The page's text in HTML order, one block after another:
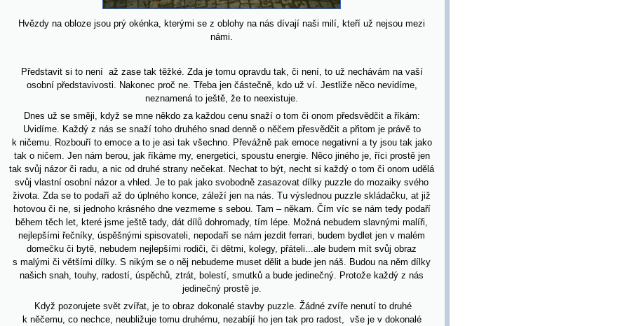
Hvězdy na obloze jsou prý okénka, kterými se z oblohy na nás dívají naši milí, kteří už nejsou mezi
námi.
Představit si to není až zase tak těžké. Zda je tomu opravdu tak, či není, to už nechávám na vaší
osobní představivosti. Nakonec proč ne. Třeba jen částečně, kdo už ví. Jestliže něco nevidíme,
neznamená to ještě, že to neexistuje.
Dnes už se směji, když se mne někdo za každou cenu snaží o tom či onom předsvědčit a říkám:
Uvidíme. Každý z nás se snaží toho druhého snad denně o něčem přesvědčit a přitom je právě to
k ničemu. Rozbouří to emoce a to je asi tak všechno. Převážně pak emoce negativní a ty jsou tak jako
tak o ničem. Jen nám berou, jak říkáme my, energetici, spoustu energie. Něco jiného je, říci prostě jen
tak svůj názor či radu, a nic od druhé strany nečekat. Nechat to být, necht si každý o tom či onom udělá
svůj vlastní osobní názor a vhled. Je to pak jako svobodně zasazovat dílky puzzle do mozaiky svého
života. Zda se to podaří až do úplného konce, záleží jen na nás. Tu výslednou puzzle skládačku, at již
hotovou či ne, si jednoho krásného dne vezmeme s sebou. Tam – někam. Čím víc se nám tedy podaří
během těch let, které jsme ještě tady, dát dílů dohromady, tím lépe. Možná nebudem slavnými malíři,
nejlepšími řečníky, úspěšnými spisovateli, nepodaří se nám jezdit ferrari, budem bydlet jen v malém
domečku či bytě, nebudem nejlepšími rodiči, či dětmi, kolegy, přáteli...ale budem mít svůj obraz
s malými či většími dílky. S nikým se o něj nebudeme muset dělit a bude jen náš. Budou na něm dílky
našich snah, touhy, radostí, úspěchů, ztrát, bolestí, smutků a bude jedinečný. Protože každý z nás
jedinečný prostě je.
Když pozorujete svět zvířat, je to obraz dokonalé stavby puzzle. Žádné zvíře nenutí to druhé
k něčemu, co nechce, neubližuje tomu druhému, nezabíjí ho jen tak pro radost, vše je v dokonalé